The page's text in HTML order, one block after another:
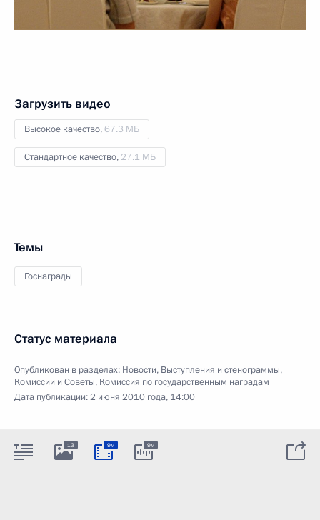
Загрузить видео
Высокое качество,67.3 МБ
Стандартное качество, 27.1 МБ
Темы
Госнаграды
Статус материала
Опубликован в разделах: Новости, Выступления и стенограммы,
Комиссии и Советы, Комиссия по государственным наградам
Дата публикации:2 июня 2010 года, 14:00
13 9м 9м